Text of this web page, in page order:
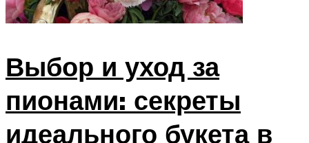
Выбор и уход за
пионами: секреты
идеального букета в